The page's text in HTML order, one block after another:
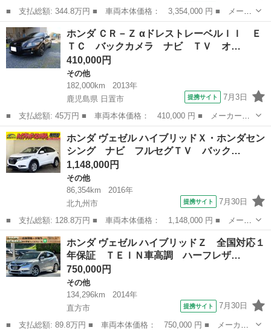
■ 支払総額: 344.8万円 ■ 車両本体価格： 3,354,000 円 ■ メーカ
ー名： ホンダ ■ 車種名： ヴェゼル ■ グレード名： ｅ：ＨＥ
Ｖ Ｚ 純正９インチナビ地デジ／Ａｐｐｌｅ ＣａｒＰｌａｙ／追
従クルコ...
福岡 福岡市 その他
ホンダ ＣＲ－Ｚ αドレストレーベルＩＩ Ｅ
ＴＣ バックカメラ ナビ ＴＶ オ…
410,000円
その他
182,000km
2013年
鹿児島県 日置市
提携サイト 7月3日
■ 支払総額: 45万円 ■ 車両本体価格： 410,000 円 ■ メーカー
名： ホンダ ■ 車種名： ＣＲ－Ｚ ■ グレード名： αドレストレ
ーベルＩＩ ＥＴＣ バックカメラ ナビ ＴＶ オートクルーズコ
ントロール Ｃ...
鹿児島 日置市 その他
ホンダ ヴェゼル ハイブリッドＸ・ホンダセン
シング ナビ フルセグＴＶ バック…
1,148,000円
その他
86,354km
2016年
北九州市
提携サイト 7月30日
■ 支払総額: 128.8万円 ■ 車両本体価格： 1,148,000 円 ■ メーカ
ー名： ホンダ ■ 車種名： ヴェゼル ■ グレード名： ハイブリ
ッドＸ・ホンダセンシング ナビ フルセグＴＶ バックカメラ Ｌ
ＥＤヘッ...
福岡 北九州市 その他
ホンダ ヴェゼル ハイブリッドＺ 全国対応１
年保証 ＴＥＩＮ車高調 ハーフレザ…
750,000円
その他
134,296km
2014年
直方市
提携サイト 7月30日
■ 支払総額: 89.8万円 ■ 車両本体価格： 750,000 円 ■ メーカー